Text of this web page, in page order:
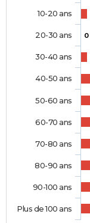
0
10-20 ans
20-30 ans
30-40 ans
40-50 ans
50-60 ans
60-70 ans
70-80 ans
80-90 ans
90-100 ans
Plus de 100 ans